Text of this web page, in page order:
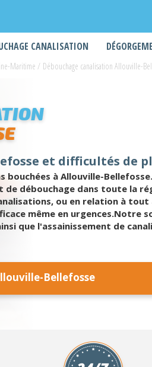
CANALISATION
Maritime / Débouchage canalisation Allouville-
et difficultés de
bouchées à Allouville-
débouchage dans toute la
ou en relation à
même en urgences.Notre
que l'assainissement de
Bellefosse